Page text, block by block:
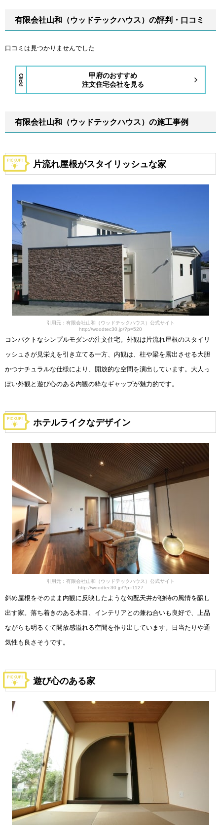
有限会社山和（ウッドテックハウス）の評判・口コミ
口コミは見つかりませんでした
甲府のおすすめ
注文住宅会社を見る
有限会社山和（ウッドテックハウス）の施工事例
片流れ屋根がスタイリッシュな家
引用元：有限会社山和（ウッドテックハウス）公式サイト
http://woodtec30.jp/?p=520
コンパクトなシンプルモダンの注文住宅。外観は片流れ屋根のスタイリ
ッシュさが見栄えを引き立てる一方、内観は、柱や梁を露出させる大胆
かつナチュラルな仕様により、開放的な空間を演出しています。大人っ
ぽい外観と遊び心のある内観の粋なギャップが魅力的です。
ホテルライクなデザイン
引用元：有限会社山和（ウッドテックハウス）公式サイト
http://woodtec30.jp/?p=1127
斜め屋根をそのまま内観に反映したような勾配天井が独特の風情を醸し
出す家。落ち着きのある木目、インテリアとの兼ね合いも良好で、上品
ながらも明るくて開放感溢れる空間を作り出しています。日当たりや通
気性も良さそうです。
遊び心のある家